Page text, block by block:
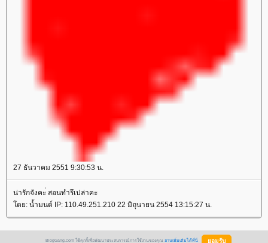
27 ธันวาคม 2551 9:30:53 น.
น่ารักจังคะ่ สอนทำรึเปล่าคะ
ดย: น้ำมนต์ IP: 110.49.251.210 22 มิถุนายน 2554 13:15:27 น.
BlogGang.com ใช้คุกกี้เพื่อพัฒนาประสบการณ์การใช้งานของคุณ อ่านเพิ่มเติมได้ที่นี่